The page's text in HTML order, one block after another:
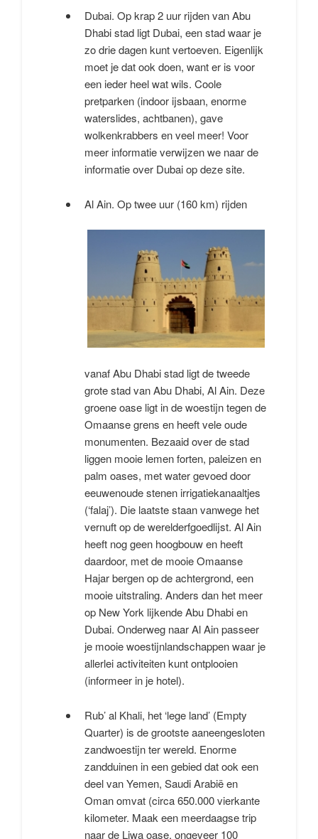
Dubai. Op krap 2 uur rijden van Abu
Dhabi stad ligt Dubai, een stad waar je
zo drie dagen kunt vertoeven. Eigenlijk
moet je dat ook doen, want er is voor
een ieder heel wat wils. Coole
pretparken (indoor ijsbaan, enorme
waterslides, achtbanen), gave
wolkenkrabbers en veel meer! Voor
meer informatie verwijzen we naar de
informatie over Dubai op deze site.
Al Ain. Op twee uur (160 km) rijden
vanaf Abu Dhabi stad ligt de tweede
grote stad van Abu Dhabi, Al Ain. Deze
groene oase ligt in de woestijn tegen de
Omaanse grens en heeft vele oude
monumenten. Bezaaid over de stad
liggen mooie lemen forten, paleizen en
palm oases, met water gevoed door
eeuwenoude stenen irrigatiekanaaltjes
(‘falaj’). Die laatste staan vanwege het
vernuft op de werelderfgoedlijst. Al Ain
heeft nog geen hoogbouw en heeft
daardoor, met de mooie Omaanse
Hajar bergen op de achtergrond, een
mooie uitstraling. Anders dan het meer
op New York lijkende Abu Dhabi en
Dubai. Onderweg naar Al Ain passeer
je mooie woestijnlandschappen waar je
allerlei activiteiten kunt ontplooien
(informeer in je hotel).
Rub’ al Khali, het ‘lege land’ (Empty
Quarter) is de grootste aaneengesloten
zandwoestijn ter wereld. Enorme
zandduinen in een gebied dat ook een
deel van Yemen, Saudi Arabië en
Oman omvat (circa 650.000 vierkante
kilometer. Maak een meerdaagse trip
naar de Liwa oase, ongeveer 100